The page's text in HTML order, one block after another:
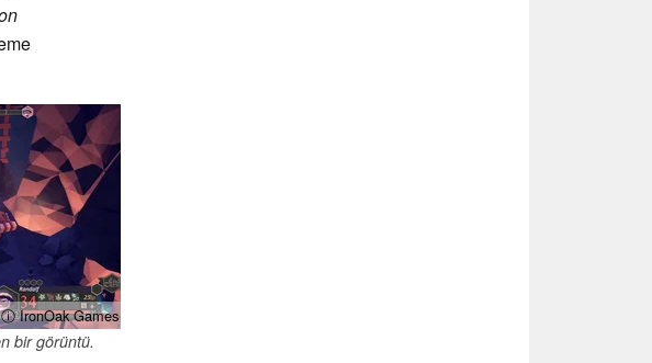
ⓘ IronOak Games
bir görüntü.